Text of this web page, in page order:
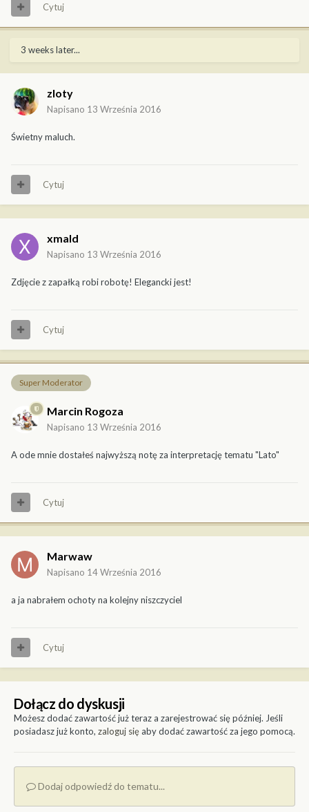
Cytuj
3 weeks later...
zloty
Napisano 13 Września 2016
Świetny maluch.
Cytuj
xmald
Napisano 13 Września 2016
Zdjęcie z zapałką robi robotę! Elegancki jest!
Cytuj
Super Moderator
Marcin Rogoza
Napisano 13 Września 2016
A ode mnie dostałeś najwyższą notę za interpretację tematu "Lato"
Cytuj
Marwaw
Napisano 14 Września 2016
a ja nabrałem ochoty na kolejny niszczyciel
Cytuj
Dołącz do dyskusji
Możesz dodać zawartość już teraz a zarejestrować się później. Jeśli
posiadasz już konto, zaloguj sięaby dodać zawartość za jego pomocą.
Dodaj odpowiedź do tematu...